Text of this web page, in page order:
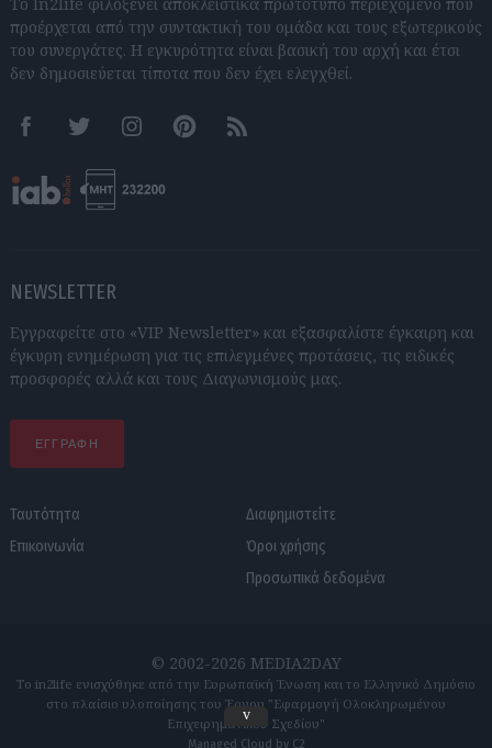
προέρχεται από την συντακτική του ομάδα και τους εξωτερικούς
του συνεργάτες. Η εγκυρότητα είναι βασική του αρχή και έτσι
δεν δημοσιεύεται τίποτα που δεν έχει ελεγχθεί.
FacebookTwitter InstagramPinterestRSS feeds
NEWSLETTER
Εγγραφείτε στο «VIP Newsletter» και εξασφαλίστε έγκαιρη και
έγκυρη ενημέρωση για τις επιλεγμένες προτάσεις, τις ειδικές
προσφορές αλλά και τους Διαγωνισμούς μας.
ΕΓΓΡΑΦΗ
Ταυτότητα
Επικοινωνία
Διαφημιστείτε
Όροι χρήσης
Προσωπικά δεδομένα
© 2002-2026 MEDIA2DAY
Το in2life ενισχύθηκε από την Ευρωπαϊκή Ένωση και το Ελληνικό Δημόσιο
στο πλαίσιο υλοποίησης του Έργου "Εφαρμογή Ολοκληρωμένου
Επιχειρηματικού Σχεδίου"
Managed Cloud by C2
v